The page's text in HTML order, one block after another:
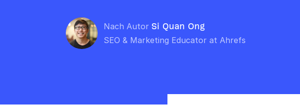
Nach Autor Si Quan Ong
SEO & Marketing Educator at Ahrefs